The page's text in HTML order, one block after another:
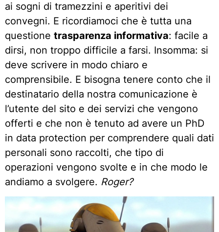
ai sogni di tramezzini e aperitivi dei
convegni. E ricordiamoci che è tutta una
questione trasparenza informativa: facile a
dirsi, non troppo difficile a farsi. Insomma: si
deve scrivere in modo chiaro e
comprensibile. E bisogna tenere conto che il
destinatario della nostra comunicazione è
l’utente del sito e dei servizi che vengono
offerti e che non è tenuto ad avere un PhD
in data protection per comprendere quali dati
personali sono raccolti, che tipo di
operazioni vengono svolte e in che modo le
andiamo a svolgere. Roger?